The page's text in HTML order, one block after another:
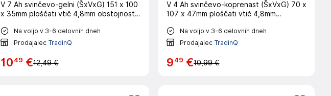
V 7 Ah svinčevo-gelni (ŠxVxG) 151 x 100
x 35mm ploščati vtič 4,8mm obstojnostni
Na voljo v 3-6 delovnih dneh
Prodajalec TradinQ
1049 €12,49 €
V 4 Ah svinčevo-koprenast (ŠxVxG) 70 x
107 x 47mm ploščati vtič 4,8mm
Na voljo v 3-6 delovnih dneh
Prodajalec TradinQ
949 €10,99 €